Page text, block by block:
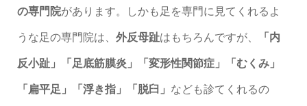
の専門院があります。しかも足を専門に見てくれるよ
うな足の専門院は、 外反母趾はもちろんですが、 「内
反小趾」「足底筋膜炎」「変形性関節症」「むくみ」
「扁平足」「浮き指」「脱臼」 なども診てくれるの